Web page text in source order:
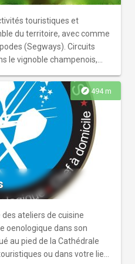
touristiques et
du territoire, avec comme
(Segways). Circuits
le vignoble champenois,
explore 494 m
ateliers de cuisine
oenologique dans son
au pied de la Cathédrale
ou dans votre lieu